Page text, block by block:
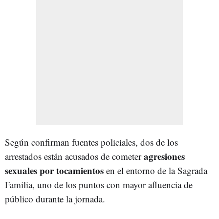
Según confirman fuentes policiales, dos de los
arrestados están acusados de cometeragresiones
sexuales por tocamientos en el entorno de la Sagrada
Familia, uno de los puntos con mayor afluencia de
público durante la jornada.